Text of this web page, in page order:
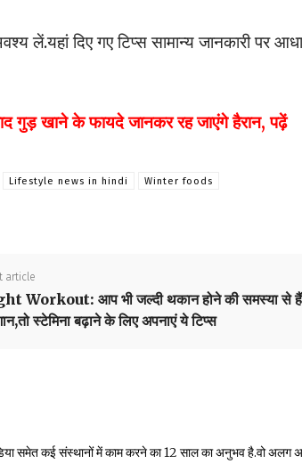
दिए गए टिप्स सामान्य जानकारी पर
खाने के फायदे जानकर रह जाएंगे हैरान, पढ़ें
Lifestyle news in hindi
Winter foods
article
Workout: आप भी जल्दी थकान होने की समस्या से हैं
स्टेमिना बढ़ाने के लिए अपनाएं ये टिप्स
समेत कई संस्थानों में काम करने का 12 साल का अनुभव है.वो अलग